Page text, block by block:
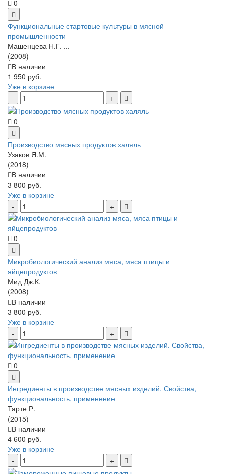
0
Функциональные стартовые культуры в мясной
промышленности
Машенцева Н.Г. ...
(2008)
В наличии
1 950 руб.
Уже в корзине
0
Производство мясных продуктов халяль
Узаков Я.М.
(2018)
В наличии
3 800 руб.
Уже в корзине
0
Микробиологический анализ мяса, мяса птицы и
яйцепродуктов
Мид Дж.К.
(2008)
В наличии
3 800 руб.
Уже в корзине
0
Ингредиенты в производстве мясных изделий. Свойства,
функциональность, применение
Тарте Р.
(2015)
В наличии
4 600 руб.
Уже в корзине